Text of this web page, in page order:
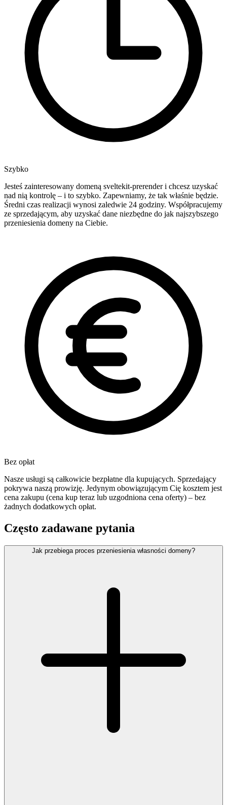
Szybko
Jesteś zainteresowany domeną sveltekit-prerender i chcesz uzyskać
nad nią kontrolę – i to szybko. Zapewniamy, że tak właśnie będzie.
Średni czas realizacji wynosi zaledwie 24 godziny. Współpracujemy
ze sprzedającym, aby uzyskać dane niezbędne do jak najszybszego
przeniesienia domeny na Ciebie.
Bez opłat
Nasze usługi są całkowicie bezpłatne dla kupujących. Sprzedający
pokrywa naszą prowizję. Jedynym obowiązującym Cię kosztem jest
cena zakupu (cena kup teraz lub uzgodniona cena oferty) – bez
żadnych dodatkowych opłat.
Często zadawane pytania
Jak przebiega proces przeniesienia własności domeny?